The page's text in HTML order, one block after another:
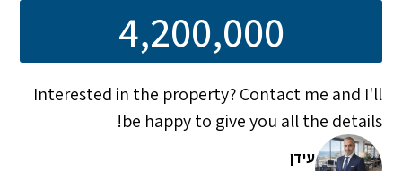
4,200,000
Interested in the property? Contact me and I'll
be happy to give you all the details!
עידן